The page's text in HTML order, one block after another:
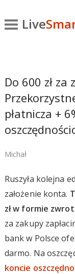
Live
Do 600 zł za
płatnicza +
Michał
Ruszyła kolejna
założenie konta.
zł w formie
za zakupy
bank w Polsce
darmo. Na
koncie